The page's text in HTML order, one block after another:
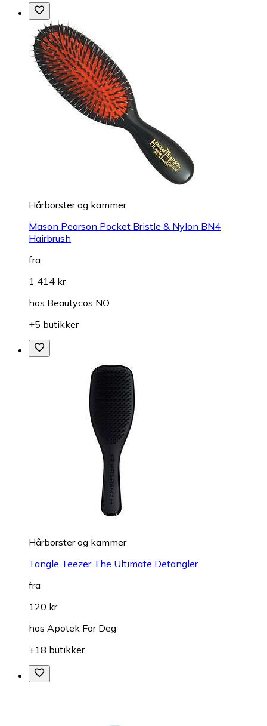
Hårborster og kammer
Mason Pearson Pocket Bristle & Nylon BN4
Hairbrush
fra
1 414 kr
hos Beautycos NO
+5 butikker
Hårborster og kammer
Tangle Teezer The Ultimate Detangler
fra
120 kr
hos Apotek For Deg
+18 butikker